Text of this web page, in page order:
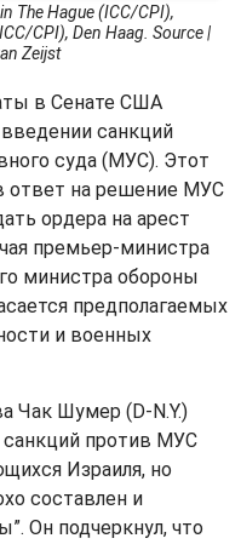
The Hague (ICC/CPI),
CPI), Den Haag. Source |
Zeijst
в Сенате США
санкций
суда (МУС). Этот
ответ на решение МУС
ордера на арест
премьер-министра
министра обороны
предполагаемых
и военных
Чак Шумер (D-N.Y.)
против МУС
Израиля, но
составлен и
Он подчеркнул, что